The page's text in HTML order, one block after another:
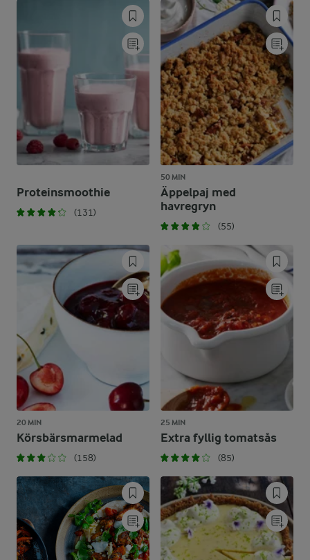
Proteinsmoothie
(131)
50 MIN
Äppelpaj med
havregryn
(55)
20 MIN
Körsbärsmarmelad
(158)
25 MIN
Extra fyllig tomatsås
(85)